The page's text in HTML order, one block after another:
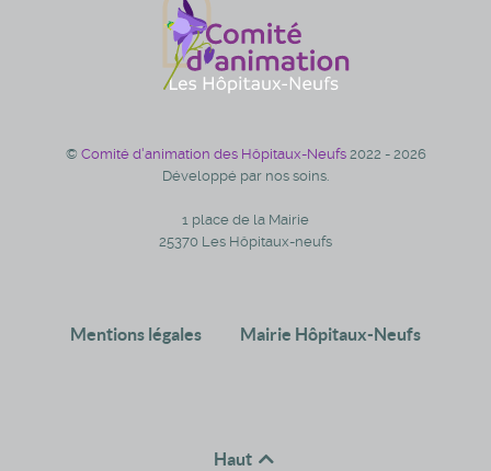
© Comité d'animation des Hôpitaux-Neufs 2022 - 2026
Développé par nos soins.
1 place de la Mairie
25370 Les Hôpitaux-neufs
Mentions légales Mairie Hôpitaux-Neufs
Haut